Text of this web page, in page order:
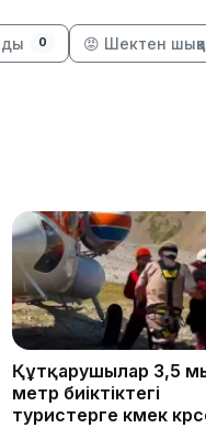
0 😡 Шектен
Құтқарушылар 3,5
метр биіктіктегі
туристерге көмек